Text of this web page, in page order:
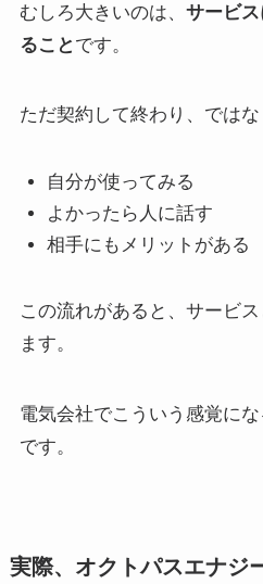
むしろ大きいのは、 サービ
ること です。
ただ契約して終わり、ではな
自分が使ってみる
よかったら人に話す
相手にもメリットがある
この流れがあると、サービ
ます。
電気会社でこういう感覚に
です。
実際、オクトパスエナジ